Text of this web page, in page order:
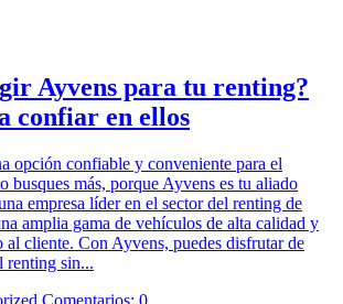
Ayvens para tu renting?
confiar en ellos
opción confiable y conveniente para el
busques más, porque Ayvens es tu aliado
empresa líder en el sector del renting de
amplia gama de vehículos de alta calidad y
al cliente. Con Ayvens, puedes disfrutar de
renting sin...
Comentarios: 0